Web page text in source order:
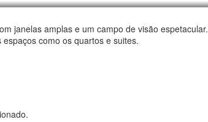
janelas amplas e um campo de visão espetacular.
como os quartos e suites.